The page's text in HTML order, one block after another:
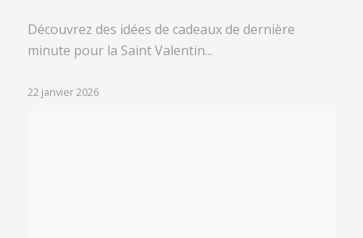
Découvrez des idées de cadeaux de dernière
minute pour la Saint Valentin...
22 janvier 2026